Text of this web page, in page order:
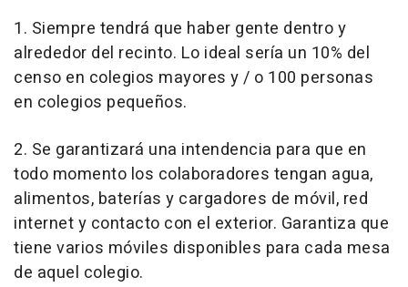
1. Siempre tendrá que haber gente dentro y
alrededor del recinto. Lo ideal sería un 10% del
censo en colegios mayores y / o 100 personas
en colegios pequeños.
2. Se garantizará una intendencia para que en
todo momento los colaboradores tengan agua,
alimentos, baterías y cargadores de móvil, red
internet y contacto con el exterior. Garantiza que
tiene varios móviles disponibles para cada mesa
de aquel colegio.